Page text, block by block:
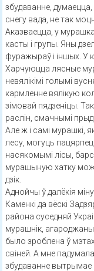
збудаванне,
снегу вада, не так
Аказваецца, у
касты і групы. Яны
фуражыраў і іншых. У
Харчуюцца лясные
невялікімі голымі
кармленне вялікую
зімовай пядзеніцы.
раслін, смачнымі
Але ж і самі мурашкі,
лесу, могуць
насякомымі лісы,
мурашыную хатку
дзік.
Аднойчы ў далёкія
Каменкі да вёскі
района суседняй
мурашнік, агароджаны
было зроблена ў
свіней. А мне
збудаванне вытрымае